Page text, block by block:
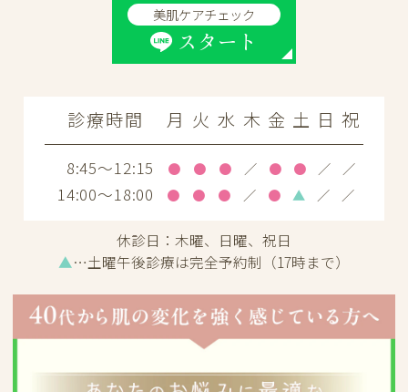
美肌ケアチェック
スタート
診療時間 月 火 水 木 金 土 日 祝
8:45～12:15 ● ● ● ／ ● ● ／ ／
14:00～18:00 ● ● ● ／ ● ▲ ／ ／
休診日： 木曜、日曜、祝日
▲…土曜午後診療は完全予約制（17時まで）